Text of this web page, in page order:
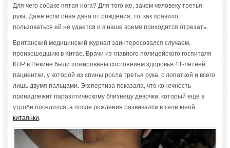
Для чего собаке пятая нога? Для того же, зачем человеку третья
рука. Даже если оная дана от рождения, то, как правило,
пользоваться ей не удается и в наше время приходится отрезать.
Британский медицинский журнал заинтересовался случаем,
произошедшим в Китае. Врачи из главного полицейского госпиталя
КНР в Пекине были шокированы состоянием здоровья 11-летней
пациентки, у которой из спины росла третья рука, с лопаткой и всего
лишь двумя пальцами. Экспертиза показала, что конечность
принадлежит паразитическому близнецу девочки, который еще в
утробе поселился, а после рождения развивался в теле юной
китаянки.